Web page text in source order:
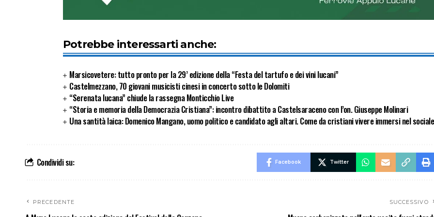
Potrebbe interessarti anche:
Marsicovetere: tutto pronto per la 29’ edizione della “Festa del tartufo e dei vini lucani”
Castelmezzano, 70 giovani musicisti cinesi in concerto sotto le Dolomiti
“Serenata lucana” chiude la rassegna Monticchio Live
“Storia e memoria della Democrazia Cristiana”: incontro dibattito a Castelsaraceno con l’on. Giuseppe Molinari
Una santità laica: Domenico Mangano, uomo politico e candidato agli altari. Come da cristiani vivere immersi nel sociale
Condividi su: Facebook Twitter
PRECEDENTE SUCCESSIVO